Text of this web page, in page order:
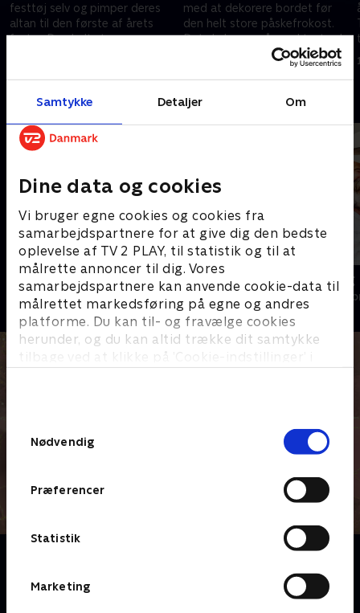
Samtykke Detaljer Om
Dine data og cookies
Vi bruger egne cookies og cookies fra
samarbejdspartnere for at give dig den bedste
oplevelse af TV 2 PLAY, til statistik og til at
målrette annoncer til dig. Vores
samarbejdspartnere kan anvende cookie-data til
målrettet markedsføring på egne og andres
platforme. Du kan til- og fravælge cookies
herunder, og du kan altid trække dit samtykke
tilbage ved at klikke på ’Cookie-indstillinger’ i
Nødvendig
Præferencer
Statistik
Marketing
festtøj selv og pimper deres
altan til den første af årets
fester. Den helt store
med at dekorere bordet før
den helt store påskefrokost.
Det skal være så smukt, at selv
Dronningen vil blive imponeret.
9. november 2023 • 26 min
Andre så også
Hjemme hos Ernst
Livsstil • 1 sæsoner
Han, hun
Livsstil • 8
Det aalborgensiske par Jonas og Thomas lever i sus
og dus. Deres liv er fyldt med glimmer og glitter. De